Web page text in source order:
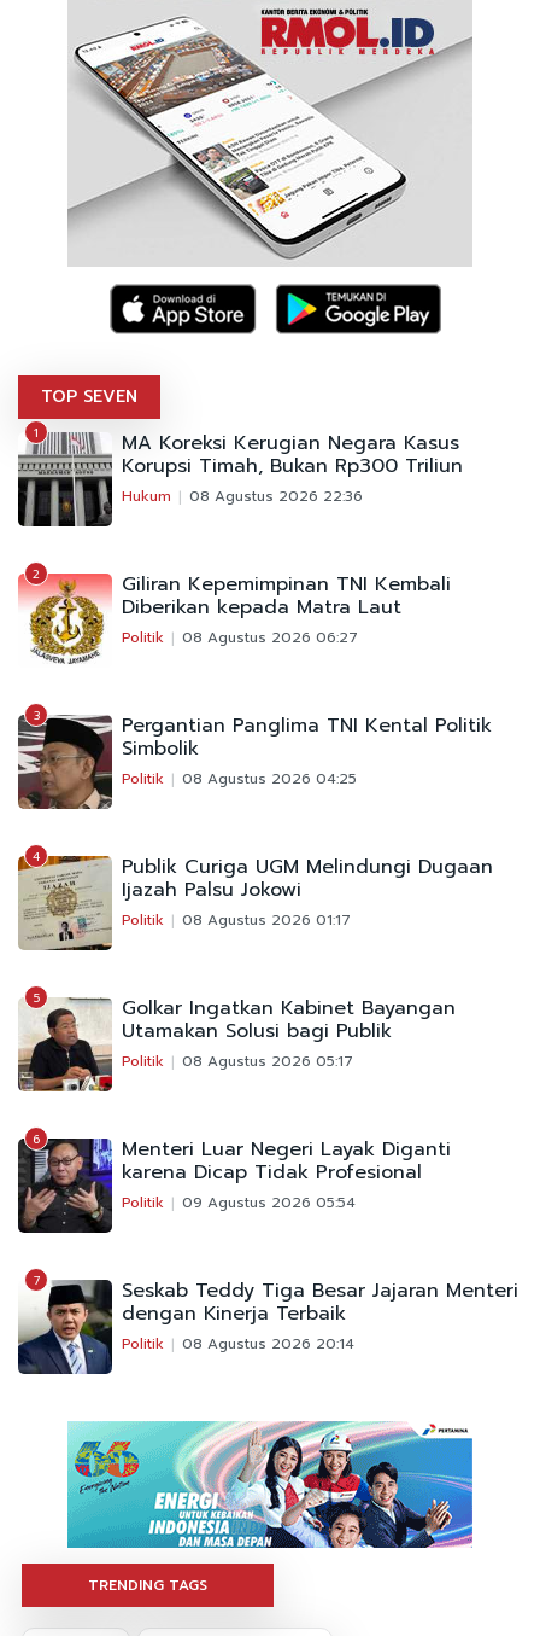
TOP SEVEN
1 MA Koreksi Kerugian Negara Kasus
Korupsi Timah, Bukan Rp300 Triliun
Hukum 08 Agustus 2026 22:36
2 Giliran Kepemimpinan TNI Kembali
Diberikan kepada Matra Laut
Politik 08 Agustus 2026 06:27
3 Pergantian Panglima TNI Kental Politik
Simbolik
Politik 08 Agustus 2026 04:25
4 Publik Curiga UGM Melindungi Dugaan
Ijazah Palsu Jokowi
Politik 08 Agustus 2026 01:17
5 Golkar Ingatkan Kabinet Bayangan
Utamakan Solusi bagi Publik
Politik 08 Agustus 2026 05:17
6 Menteri Luar Negeri Layak Diganti
karena Dicap Tidak Profesional
Politik 09 Agustus 2026 05:54
7 Seskab Teddy Tiga Besar Jajaran Menteri
dengan Kinerja Terbaik
Politik 08 Agustus 2026 20:14
TRENDING TAGS